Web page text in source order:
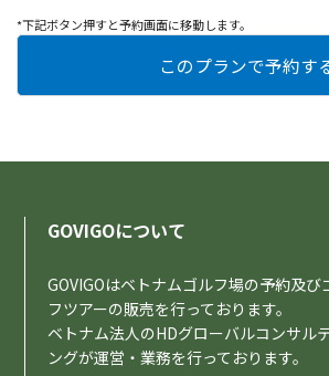
*下記ボタン押すと予約画面に移動します。
GOVIGOについて
GOVIGOはベトナムゴルフ場の予約及び
フツアーの販売を行っております。
ベトナム法人のHDグローバルコンサル
ングが運営・業務を行っております。